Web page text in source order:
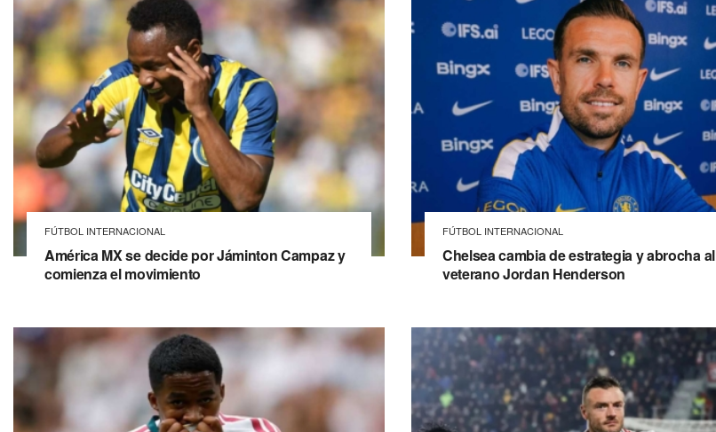
FÚTBOL INTERNACIONAL
América MX se decide por Jáminton Campaz y
comienza el movimiento
FÚTBOL INTERNACIONAL
Chelsea cambia de estrategia y abrocha al
veterano Jordan Henderson